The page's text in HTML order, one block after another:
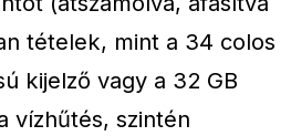
tételek, mint a 34 colos
kijelző vagy a 32 GB
vízhűtés, szintén